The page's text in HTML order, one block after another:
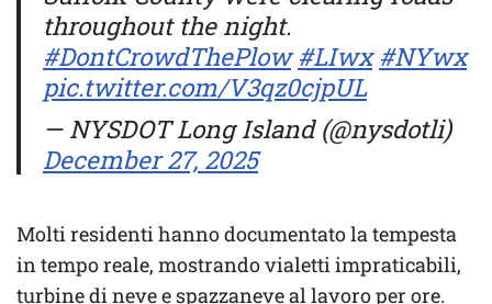
throughout the night.
#DontCrowdThePlow #LIwx #NYwx
pic.twitter.com/V3qz0cjpUL
— NYSDOT Long Island (@nysdotli)
December 27, 2025
Molti residenti hanno documentato la tempesta
in tempo reale, mostrando vialetti impraticabili,
turbine di neve e spazzaneve al lavoro per ore.